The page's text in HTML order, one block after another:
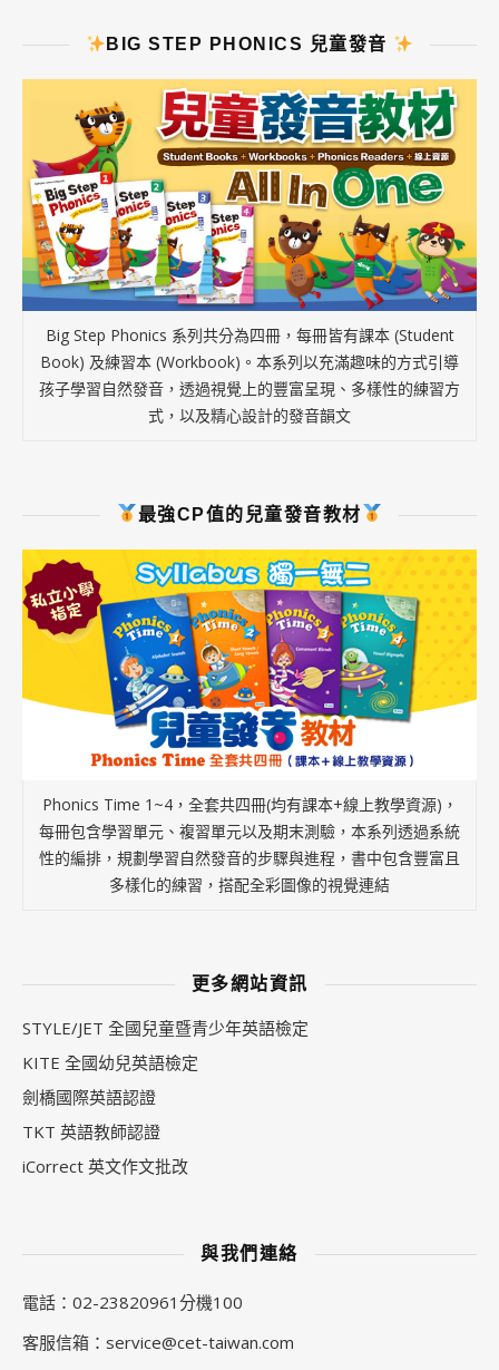
BIG STEP PHONICS 兒童發音
Big Step Phonics 系列共分為四冊，每冊皆有課本 (Student
Book) 及練習本 (Workbook)。本系列以充滿趣味的方式引導
孩子學習自然發音，透過視覺上的豐富呈現、多樣性的練習方
式，以及精心設計的發音韻文
最強CP值的兒童發音教材
Phonics Time 1~4，全套共四冊(均有課本+線上教學資源)，
每冊包含學習單元、複習單元以及期末測驗，本系列透過系統
性的編排，規劃學習自然發音的步驟與進程，書中包含豐富且
多樣化的練習，搭配全彩圖像的視覺連結
更多網站資訊
STYLE/JET 全國兒童暨青少年英語檢定
KITE 全國幼兒英語檢定
劍橋國際英語認證
TKT 英語教師認證
iCorrect 英文作文批改
與我們連絡
電話：02-23820961分機100
客服信箱： service@cet-taiwan.com